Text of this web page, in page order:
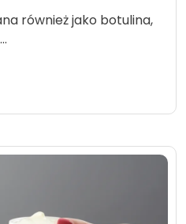
również jako botulina,